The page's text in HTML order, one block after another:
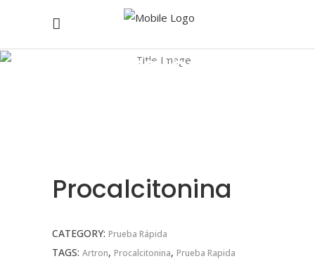
Catalogo
Procalcitonina
CATEGORY: Prueba Rápida
TAGS: Artron, Procalcitonina, Prueba Rapida